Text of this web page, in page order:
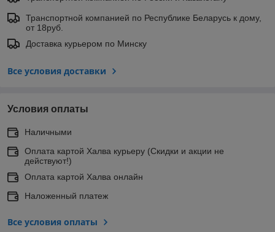
Транспортной компанией по Республике Беларусь к дому,
от 18руб.
Доставка курьером по Минску
Все условия доставки
Условия оплаты
Наличными
Оплата картой Халва курьеру (Скидки и акции не
действуют!)
Оплата картой Халва онлайн
Наложенный платеж
Все условия оплаты